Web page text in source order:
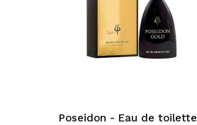
Poseidon - Eau de toilette